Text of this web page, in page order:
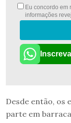
Eu concordo em
informações
Desde então, os
parte em